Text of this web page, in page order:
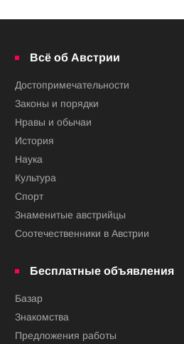
Всё об Австрии
Достопримечательности
Законы и порядки
Нравы и обычаи
История
Наука
Культура
Спорт
Знаменитые австрийцы
Соотечественники в Австрии
Бесплатные объявления
Базар
Знакомства
Предложения работы